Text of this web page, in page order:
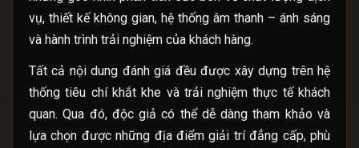
vụ, thiết kế không gian, hệ thống âm thanh – ánh sáng
và hành trình trải nghiệm của khách hàng.
Tất cả nội dung đánh giá đều được xây dựng trên hệ
thống tiêu chí khắt khe và trải nghiệm thực tế khách
quan. Qua đó, độc giả có thể dễ dàng tham khảo và
lựa chọn được những địa điểm giải trí đẳng cấp, phù